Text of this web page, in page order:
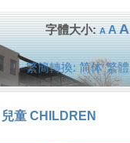
A A A
繁簡轉換: 简体 繁體
兒童 CHILDREN